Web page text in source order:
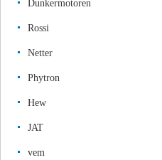
Dunkermotoren
Rossi
Netter
Phytron
Hew
JAT
vem